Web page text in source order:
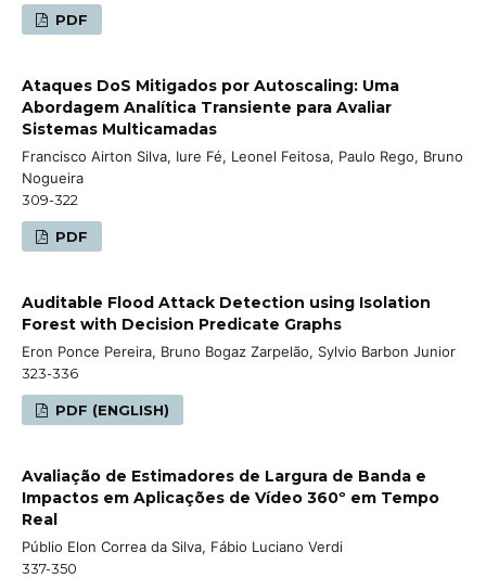
PDF
Ataques DoS Mitigados por Autoscaling: Uma
Abordagem Analítica Transiente para Avaliar
Sistemas Multicamadas
Francisco Airton Silva, Iure Fé, Leonel Feitosa, Paulo Rego, Bruno
Nogueira
309-322
PDF
Auditable Flood Attack Detection using Isolation
Forest with Decision Predicate Graphs
Eron Ponce Pereira, Bruno Bogaz Zarpelão, Sylvio Barbon Junior
323-336
PDF (ENGLISH)
Avaliação de Estimadores de Largura de Banda e
Impactos em Aplicações de Vídeo 360º em Tempo
Real
Públio Elon Correa da Silva, Fábio Luciano Verdi
337-350